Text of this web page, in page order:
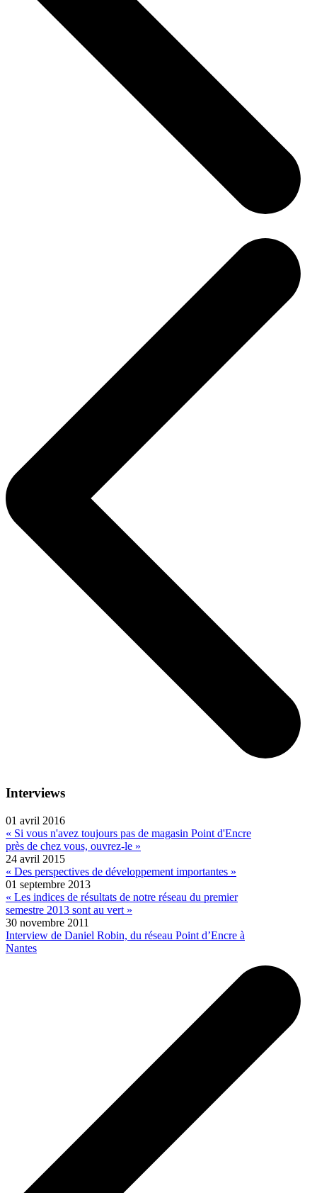
Interviews
01 avril 2016
« Si vous n'avez toujours pas de magasin Point d'Encre
près de chez vous, ouvrez-le »
24 avril 2015
« Des perspectives de développement importantes »
01 septembre 2013
« Les indices de résultats de notre réseau du premier
semestre 2013 sont au vert »
30 novembre 2011
Interview de Daniel Robin, du réseau Point d’Encre à
Nantes